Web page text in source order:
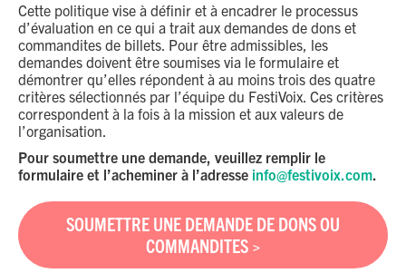
Cette politique vise à définir et à encadrer le processus
d’évaluation en ce qui a trait aux demandes de dons et
commandites de billets. Pour être admissibles, les
demandes doivent être soumises via le formulaire et
démontrer qu’elles répondent à au moins trois des quatre
critères sélectionnés par l’équipe du FestiVoix. Ces critères
correspondent à la fois à la mission et aux valeurs de
l’organisation.
Pour soumettre une demande, veuillez remplir le
formulaire et l’acheminer à l’adresse info@festivoix.com.
SOUMETTRE UNE DEMANDE DE DONS OU
COMMANDITES >